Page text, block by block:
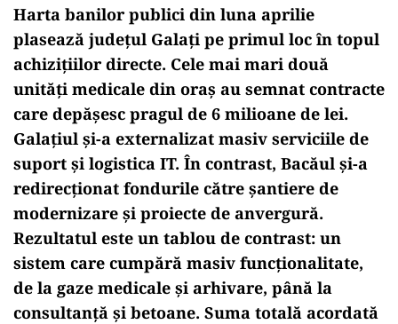
Harta banilor publici din luna aprilie
plasează județul Galați pe primul loc în topul
achizițiilor directe. Cele mai mari două
unități medicale din oraș au semnat contracte
care depășesc pragul de 6 milioane de lei.
Galațiul și-a externalizat masiv serviciile de
suport și logistica IT. În contrast, Bacăul și-a
redirecționat fondurile către șantiere de
modernizare și proiecte de anvergură.
Rezultatul este un tablou de contrast: un
sistem care cumpără masiv funcționalitate,
de la gaze medicale și arhivare, până la
consultanță și betoane. Suma totală acordată